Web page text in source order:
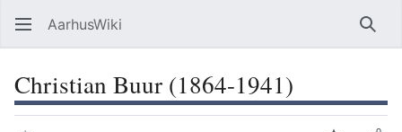
AarhusWiki Søg
Christian Buur (1864-1941)